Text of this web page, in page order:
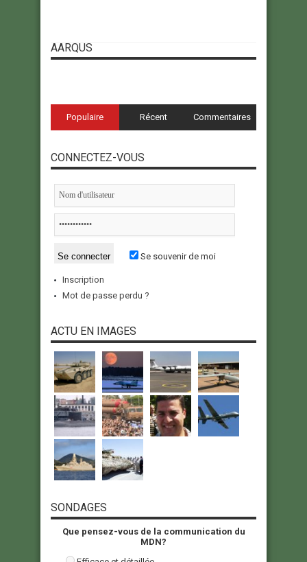
AARQUS
Populaire Récent Commentaires
CONNECTEZ-VOUS
Se souvenir de moi
Inscription
Mot de passe perdu ?
ACTU EN IMAGES
SONDAGES
Que pensez-vous de la communication du
MDN?